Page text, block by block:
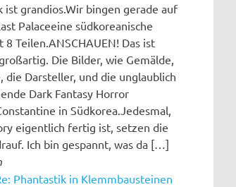
ist grandios.Wir bingen gerade auf
Palaceeine südkoreanische
Teilen.ANSCHAUEN! Das ist
Die Bilder, wie Gemälde,
die Darsteller, und die unglaublich
Dark Fantasy Horror
in Südkorea.Jedesmal,
eigentlich fertig ist, setzen die
Ich bin gespannt, was da […]
Phantastik in Klemmbausteinen